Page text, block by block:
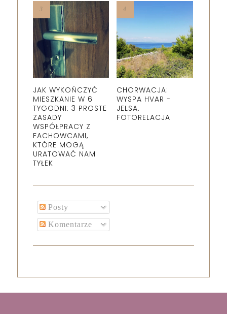
JAK WYKOŃCZYĆ
MIESZKANIE W 6
TYGODNI: 3 PROSTE
ZASADY
WSPÓŁPRACY Z
FACHOWCAMI,
KTÓRE MOGĄ
URATOWAĆ NAM
TYŁEK
CHORWACJA:
WYSPA HVAR -
JELSA.
FOTORELACJA
Posty
Komentarze